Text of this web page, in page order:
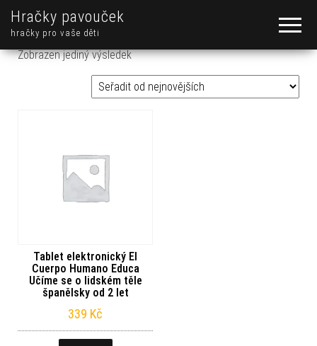
Hračky pavouček
hračky pro vaše děti
Zobrazen jediný výsledek
Tablet elektronický El
Cuerpo Humano Educa
Učíme se o lidském těle
španělsky od 2 let
339 Kč